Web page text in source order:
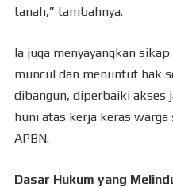
tanah,” tambahnya.
Ia juga menyayangkan
muncul dan menuntut hak
dibangun, diperbaiki akses
huni atas kerja keras
APBN.
Dasar Hukum yang